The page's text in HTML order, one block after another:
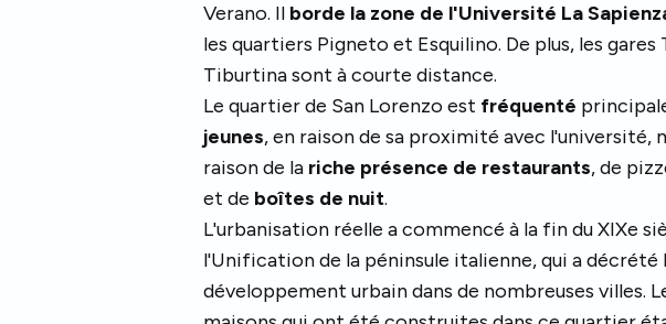
Verano. Il borde la zone de l'Université La
les quartiers Pigneto et Esquilino. De plus, les
Tiburtina sont à courte distance.
Le quartier de San Lorenzo est fréquenté
jeunes, en raison de sa proximité avec l'université,
raison de la riche présence de restaurants, de
et de boîtes de nuit.
L'urbanisation réelle a commencé à la fin du XIXe
l'Unification de la péninsule italienne, qui a décrété
développement urbain dans de nombreuses villes.